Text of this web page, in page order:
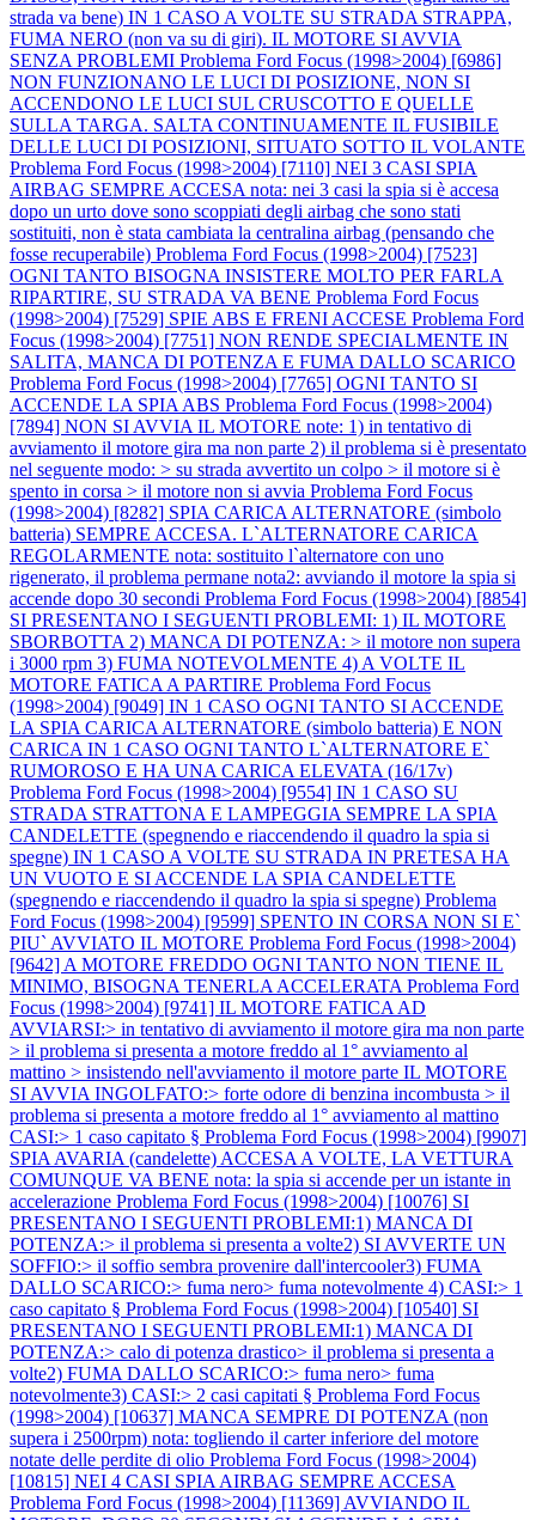
strada va bene) IN 1 CASO A VOLTE SU STRADA STRAPPA,
FUMA NERO (non va su di giri). IL MOTORE SI AVVIA
SENZA PROBLEMI Problema Ford Focus (1998>2004) [6986]
NON FUNZIONANO LE LUCI DI POSIZIONE, NON SI
ACCENDONO LE LUCI SUL CRUSCOTTO E QUELLE
SULLA TARGA. SALTA CONTINUAMENTE IL FUSIBILE
DELLE LUCI DI POSIZIONI, SITUATO SOTTO IL VOLANTE
Problema Ford Focus (1998>2004) [7110] NEI 3 CASI SPIA
AIRBAG SEMPRE ACCESA nota: nei 3 casi la spia si è accesa
dopo un urto dove sono scoppiati degli airbag che sono stati
sostituiti, non è stata cambiata la centralina airbag (pensando che
fosse recuperabile) Problema Ford Focus (1998>2004) [7523]
OGNI TANTO BISOGNA INSISTERE MOLTO PER FARLA
RIPARTIRE, SU STRADA VA BENE Problema Ford Focus
(1998>2004) [7529] SPIE ABS E FRENI ACCESE Problema Ford
Focus (1998>2004) [7751] NON RENDE SPECIALMENTE IN
SALITA, MANCA DI POTENZA E FUMA DALLO SCARICO
Problema Ford Focus (1998>2004) [7765] OGNI TANTO SI
ACCENDE LA SPIA ABS Problema Ford Focus (1998>2004)
[7894] NON SI AVVIA IL MOTORE note: 1) in tentativo di
avviamento il motore gira ma non parte 2) il problema si è presentato
nel seguente modo: > su strada avvertito un colpo > il motore si è
spento in corsa > il motore non si avvia Problema Ford Focus
(1998>2004) [8282] SPIA CARICA ALTERNATORE (simbolo
batteria) SEMPRE ACCESA. L`ALTERNATORE CARICA
REGOLARMENTE nota: sostituito l`alternatore con uno
rigenerato, il problema permane nota2: avviando il motore la spia si
accende dopo 30 secondi Problema Ford Focus (1998>2004) [8854]
SI PRESENTANO I SEGUENTI PROBLEMI: 1) IL MOTORE
SBORBOTTA 2) MANCA DI POTENZA: > il motore non supera
i 3000 rpm 3) FUMA NOTEVOLMENTE 4) A VOLTE IL
MOTORE FATICA A PARTIRE Problema Ford Focus
(1998>2004) [9049] IN 1 CASO OGNI TANTO SI ACCENDE
LA SPIA CARICA ALTERNATORE (simbolo batteria) E NON
CARICA IN 1 CASO OGNI TANTO L`ALTERNATORE E`
RUMOROSO E HA UNA CARICA ELEVATA (16/17v)
Problema Ford Focus (1998>2004) [9554] IN 1 CASO SU
STRADA STRATTONA E LAMPEGGIA SEMPRE LA SPIA
CANDELETTE (spegnendo e riaccendendo il quadro la spia si
spegne) IN 1 CASO A VOLTE SU STRADA IN PRETESA HA
UN VUOTO E SI ACCENDE LA SPIA CANDELETTE
(spegnendo e riaccendendo il quadro la spia si spegne) Problema
Ford Focus (1998>2004) [9599] SPENTO IN CORSA NON SI E`
PIU` AVVIATO IL MOTORE Problema Ford Focus (1998>2004)
[9642] A MOTORE FREDDO OGNI TANTO NON TIENE IL
MINIMO, BISOGNA TENERLA ACCELERATA Problema Ford
Focus (1998>2004) [9741] IL MOTORE FATICA AD
AVVIARSI:> in tentativo di avviamento il motore gira ma non parte
> il problema si presenta a motore freddo al 1° avviamento al
mattino > insistendo nell'avviamento il motore parte IL MOTORE
SI AVVIA INGOLFATO:> forte odore di benzina incombusta > il
problema si presenta a motore freddo al 1° avviamento al mattino
CASI:> 1 caso capitato § Problema Ford Focus (1998>2004) [9907]
SPIA AVARIA (candelette) ACCESA A VOLTE, LA VETTURA
COMUNQUE VA BENE nota: la spia si accende per un istante in
accelerazione Problema Ford Focus (1998>2004) [10076] SI
PRESENTANO I SEGUENTI PROBLEMI:1) MANCA DI
POTENZA:> il problema si presenta a volte2) SI AVVERTE UN
SOFFIO:> il soffio sembra provenire dall'intercooler3) FUMA
DALLO SCARICO:> fuma nero> fuma notevolmente 4) CASI:> 1
caso capitato § Problema Ford Focus (1998>2004) [10540] SI
PRESENTANO I SEGUENTI PROBLEMI:1) MANCA DI
POTENZA:> calo di potenza drastico> il problema si presenta a
volte2) FUMA DALLO SCARICO:> fuma nero> fuma
notevolmente3) CASI:> 2 casi capitati § Problema Ford Focus
(1998>2004) [10637] MANCA SEMPRE DI POTENZA (non
supera i 2500rpm) nota: togliendo il carter inferiore del motore
notate delle perdite di olio Problema Ford Focus (1998>2004)
[10815] NEI 4 CASI SPIA AIRBAG SEMPRE ACCESA
Problema Ford Focus (1998>2004) [11369] AVVIANDO IL